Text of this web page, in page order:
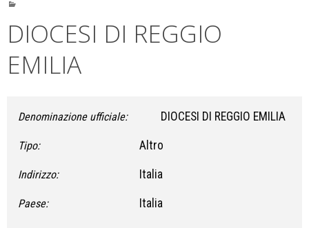
DIOCESI DI REGGIO
EMILIA
Denominazione ufficiale: DIOCESI DI REGGIO EMILIA
Tipo: Altro
Indirizzo: Italia
Paese: Italia